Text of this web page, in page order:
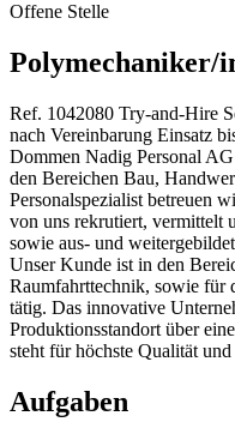
Offene Stelle
Polymechaniker/
Ref. 1042080 Try-and-Hire
nach Vereinbarung Einsatz
Dommen Nadig Personal
den Bereichen Bau,
Personalspezialist betreuen
von uns rekrutiert, vermittelt
sowie aus- und
Unser Kunde ist in den
Raumfahrttechnik, sowie für
tätig. Das innovative
Produktionsstandort über
steht für höchste Qualität
Aufgaben